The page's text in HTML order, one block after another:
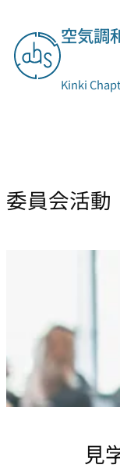
を
ス
空気調
Kinki
委員会活動
見